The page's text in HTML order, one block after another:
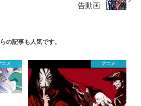
告動画
の記事も人気です。
ニメ アニメ